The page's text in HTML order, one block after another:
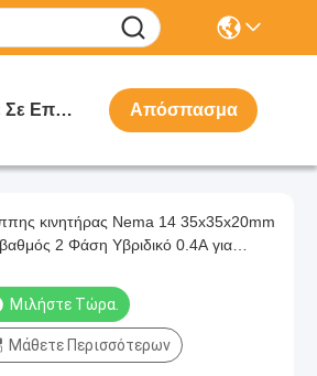
Μας Ελάτε Σε Επαφή Με Απόσπασμα
κινητήρας Nema 14 35x35x20mm
2 Φάση Υβριδικό 0.4A για
Μιλήστε Τώρα.
Μάθετε Περισσότερων